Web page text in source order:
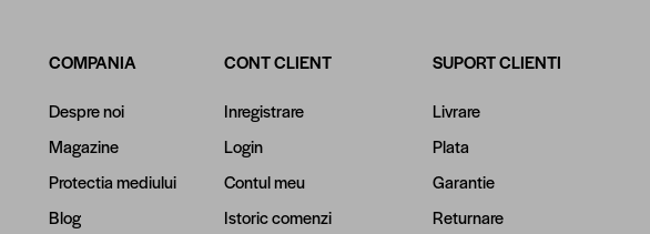
COMPANIA
Despre noi
Magazine
Protectia mediului
Blog
CONT CLIENT
Inregistrare
Login
Contul meu
Istoric comenzi
SUPORT CLIENTI
Livrare
Plata
Garantie
Returnare